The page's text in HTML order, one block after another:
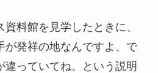
料館を見学したときに、
が発祥の地なんですよ、で
違っていてね。という説明